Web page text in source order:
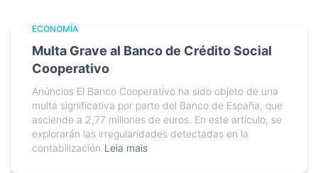
ECONOMÍA
Multa Grave al Banco de Crédito Social
Cooperativo
Anúncios El Banco Cooperativo ha sido objeto de una
multa significativa por parte del Banco de España, que
asciende a 2,77 millones de euros. En este artículo, se
explorarán las irregularidades detectadas en la
contabilización Leia mais